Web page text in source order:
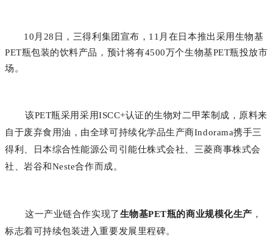
10月28日，三得利集团宣布，11月在日本推出采用生物基
PET瓶包装的饮料产品，预计将有4500万个生物基PET瓶投放市
场。
该PET瓶采用采用ISCC+认证的生物对二甲苯制成，原料来
自于废弃食用油，由全球可持续化学品生产商Indorama携手三
得利、日本综合性能源公司引能仕株式会社、三菱商事株式会
社、岩谷和Neste合作而成。
这一产业链合作实现了生物基PET瓶的商业规模化生产 ，
标志着可持续包装进入重要发展里程碑。